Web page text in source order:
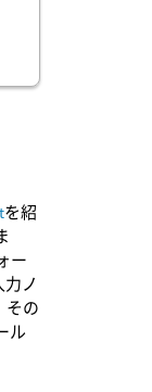
を紹
ー
ノ
その
ル